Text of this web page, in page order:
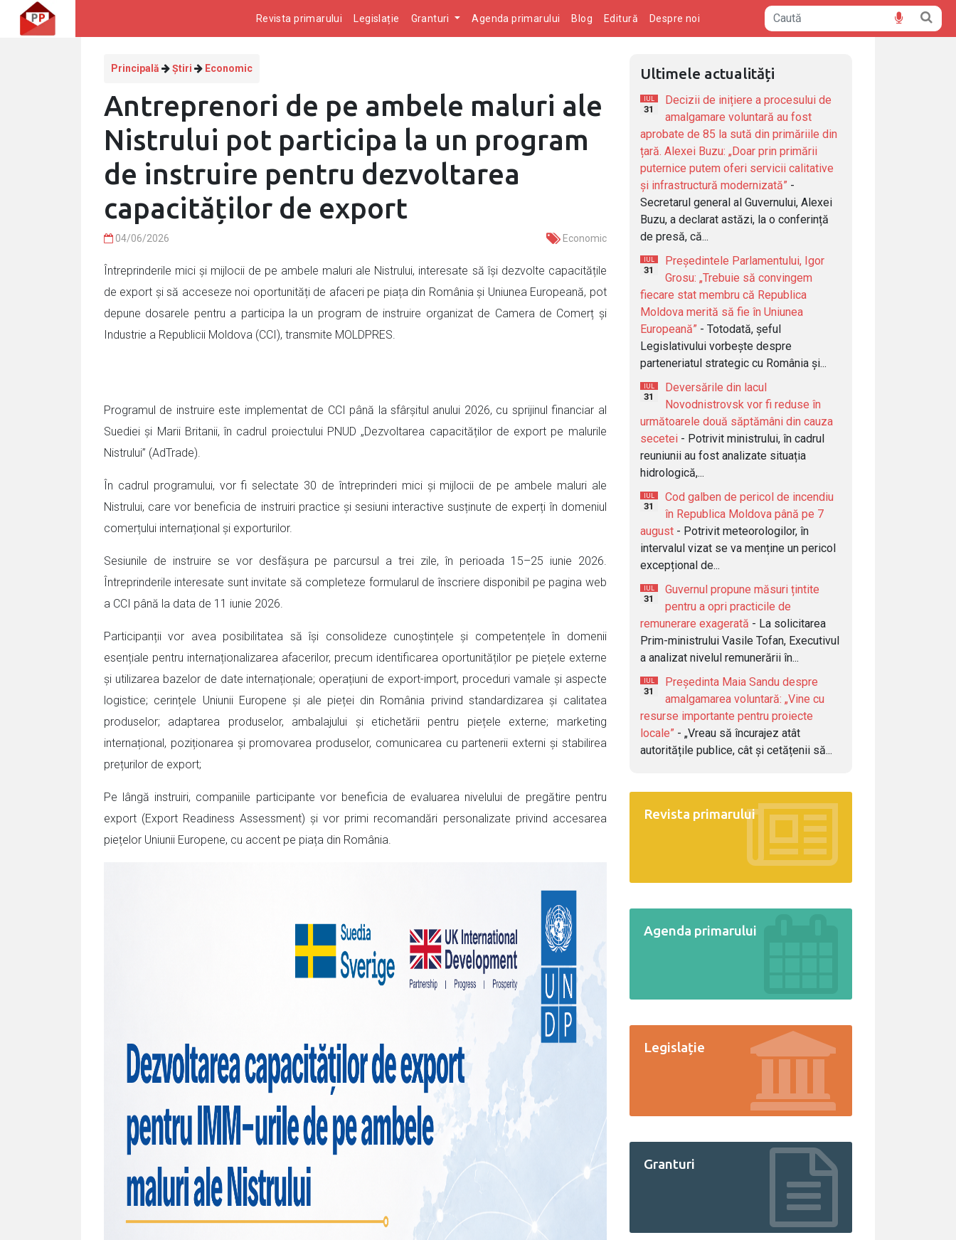
Revista primarului Legislație Granturi Agenda primarului Blog Editură Despre noi
Principală Știri Economic
Antreprenori de pe ambele maluri ale
Nistrului pot participa la un program
de instruire pentru dezvoltarea
capacităților de export
04/06/2026 Economic
Întreprinderile mici și mijlocii de pe ambele maluri ale Nistrului, interesate să își dezvolte capacitățile
de export și să acceseze noi oportunități de afaceri pe piața din România și Uniunea Europeană, pot
depune dosarele pentru a participa la un program de instruire organizat de Camera de Comerț și
Industrie a Republicii Moldova (CCI), transmite MOLDPRES.
Programul de instruire este implementat de CCI până la sfârșitul anului 2026, cu sprijinul financiar al
Suediei și Marii Britanii, în cadrul proiectului PNUD „Dezvoltarea capacităților de export pe malurile
Nistrului” (AdTrade).
În cadrul programului, vor fi selectate 30 de întreprinderi mici și mijlocii de pe ambele maluri ale
Nistrului, care vor beneficia de instruiri practice și sesiuni interactive susținute de experți în domeniul
comerțului internațional și exporturilor.
Sesiunile de instruire se vor desfășura pe parcursul a trei zile, în perioada 15–25 iunie 2026.
Întreprinderile interesate sunt invitate să completeze formularul de înscriere disponibil pe pagina web
a CCI până la data de 11 iunie 2026.
Participanții vor avea posibilitatea să își consolideze cunoștințele și competențele în domenii
esențiale pentru internaționalizarea afacerilor, precum identificarea oportunităților pe piețele externe
și utilizarea bazelor de date internaționale; operațiuni de export-import, proceduri vamale și aspecte
logistice; cerințele Uniunii Europene și ale pieței din România privind standardizarea și calitatea
produselor; adaptarea produselor, ambalajului și etichetării pentru piețele externe; marketing
internațional, poziționarea și promovarea produselor, comunicarea cu partenerii externi și stabilirea
prețurilor de export;
Pe lângă instruiri, companiile participante vor beneficia de evaluarea nivelului de pregătire pentru
export (Export Readiness Assessment) și vor primi recomandări personalizate privind accesarea
piețelor Uniunii Europene, cu accent pe piața din România.
Ultimele actualități
IUL
31
Decizii de inițiere a procesului de
amalgamare voluntară au fost
aprobate de 85 la sută din primăriile din
țară. Alexei Buzu: „Doar prin primării
puternice putem oferi servicii calitative
și infrastructură modernizată” -
Secretarul general al Guvernului, Alexei
Buzu, a declarat astăzi, la o conferință
de presă, că...
IUL
31
Președintele Parlamentului, Igor
Grosu: „Trebuie să convingem
fiecare stat membru că Republica
Moldova merită să fie în Uniunea
Europeană” - Totodată, șeful
Legislativului vorbește despre
parteneriatul strategic cu România și...
IUL
31
Deversările din lacul
Novodnistrovsk vor fi reduse în
următoarele două săptămâni din cauza
secetei - Potrivit ministrului, în cadrul
reuniunii au fost analizate situația
hidrologică,...
IUL
31
Cod galben de pericol de incendiu
în Republica Moldova până pe 7
august - Potrivit meteorologilor, în
intervalul vizat se va menține un pericol
excepțional de...
IUL
31
Guvernul propune măsuri țintite
pentru a opri practicile de
remunerare exagerată - La solicitarea
Prim-ministrului Vasile Tofan, Executivul
a analizat nivelul remunerării în...
IUL
31
Președinta Maia Sandu despre
amalgamarea voluntară: „Vine cu
resurse importante pentru proiecte
locale” - „Vreau să încurajez atât
autoritățile publice, cât și cetățenii să...
Revista primarului
Agenda primarului
Legislație
Granturi